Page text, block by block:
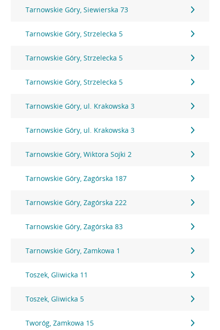
Tarnowskie Góry, Siewierska 73
Tarnowskie Góry, Strzelecka 5
Tarnowskie Góry, Strzelecka 5
Tarnowskie Góry, Strzelecka 5
Tarnowskie Góry, ul. Krakowska 3
Tarnowskie Góry, ul. Krakowska 3
Tarnowskie Góry, Wiktora Sojki 2
Tarnowskie Góry, Zagórska 187
Tarnowskie Góry, Zagórska 222
Tarnowskie Góry, Zagórska 83
Tarnowskie Góry, Zamkowa 1
Toszek, Gliwicka 11
Toszek, Gliwicka 5
Tworóg, Zamkowa 15